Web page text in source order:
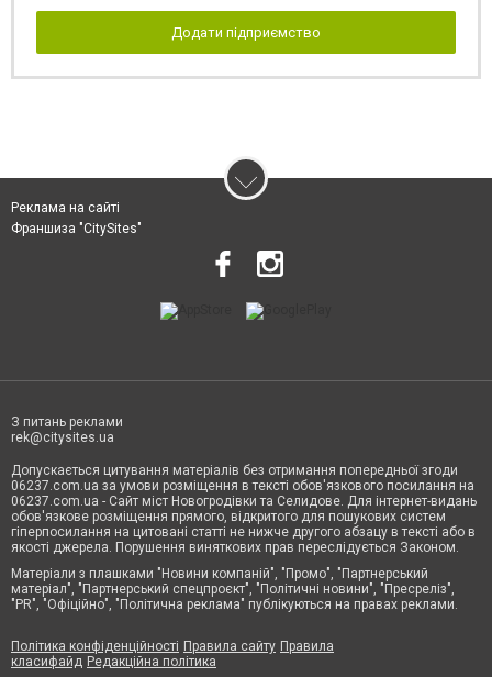
Додати підприємство
Реклама на сайті
Франшиза "CitySites"
З питань реклами
rek@citysites.ua
Допускається цитування матеріалів без отримання попередньої згоди
06237.com.ua за умови розміщення в тексті обов'язкового посилання на
06237.com.ua - Сайт міст Новогродівки та Селидове. Для інтернет-видань
обов'язкове розміщення прямого, відкритого для пошукових систем
гіперпосилання на цитовані статті не нижче другого абзацу в тексті або в
якості джерела. Порушення виняткових прав переслідується Законом.
Матеріали з плашками "Новини компаній", "Промо", "Партнерський
матеріал", "Партнерський спецпроєкт", "Політичні новини", "Пресреліз",
"PR", "Офіційно", "Політична реклама" публікуються на правах реклами.
Політика конфіденційності Правила сайту Правила
класифайд Редакційна політика